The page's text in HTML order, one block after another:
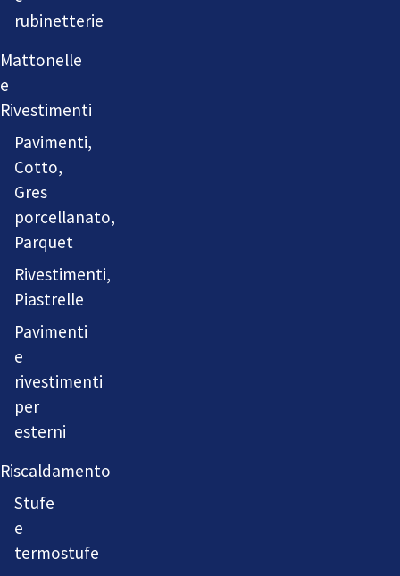
rubinetterie
Mattonelle
e
Rivestimenti
Pavimenti,
Cotto,
Gres
porcellanato,
Parquet
Rivestimenti,
Piastrelle
Pavimenti
e
rivestimenti
per
esterni
Riscaldamento
Stufe
e
termostufe